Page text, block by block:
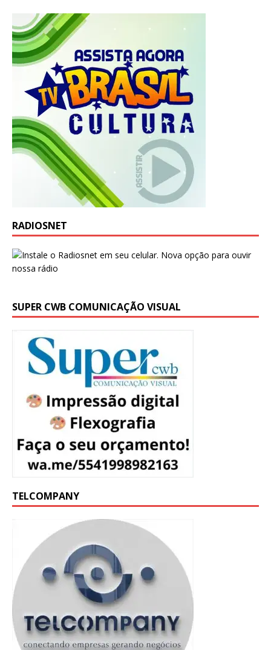
RADIOSNET
SUPER CWB COMUNICAÇÃO VISUAL
TELCOMPANY